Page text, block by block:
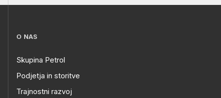
O NAS
Skupina Petrol
Podjetja in storitve
Trajnostni razvoj